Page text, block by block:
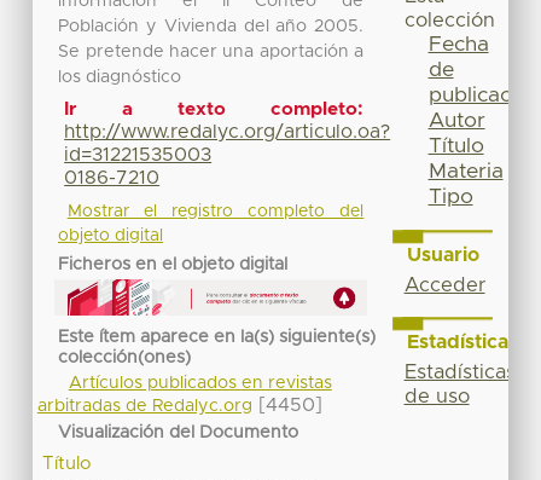
Población y Vivienda del año 2005.
Se pretende hacer una aportación a
los diagnóstico
Ir a texto completo:
http://www.redalyc.org/articulo.oa?
id=31221535003
0186-7210
Mostrar el registro completo del
objeto digital
Ficheros en el objeto digital
Este ítem aparece en la(s) siguiente(s)
colección(ones)
Artículos publicados en revistas
arbitradas de Redalyc.org
[4450]
Visualización del Documento
Título
colección
Fecha
de
publicación
Autor
Título
Materia
Tipo
Usuario
Acceder
Estadísticas
Estadísticas
de uso